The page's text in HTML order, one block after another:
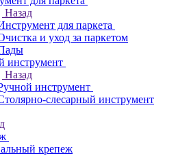
Назад
для паркета
и уход за паркетом
инструмент
Назад
инструмент
слесарный инструмент
крепеж